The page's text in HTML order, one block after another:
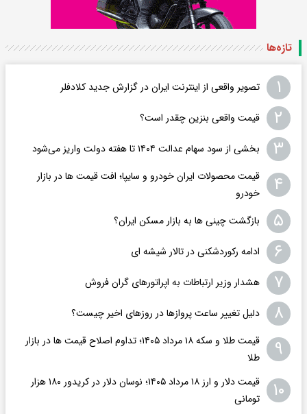
تازه‌ها
۱ تصویر واقعی از اینترنت ایران در گزارش جدید کلادفلر
۲ قیمت واقعی بنزین چقدر است؟
۳ بخشی از سود سهام عدالت ۱۴۰۴ تا هفته دولت واریز می‌شود
۴
قیمت محصولات ایران خودرو و سایپا؛ افت قیمت ها در بازار
خودرو
۵ بازگشت چینی ها به بازار مسکن ایران؟
۶ ادامه رکوردشکنی در تالار شیشه ای
۷ هشدار وزیر ارتباطات به اپراتورهای گران فروش
۸ دلیل تغییر ساعت پروازها در روزهای اخیر چیست؟
۹
قیمت طلا و سکه ۱۸ مرداد ۱۴۰۵؛ تداوم اصلاح قیمت ها در بازار
طلا
۱۰
قیمت دلار و ارز ۱۸ مرداد ۱۴۰۵​؛ نوسان دلار در کریدور ۱۸۰ هزار
تومانی